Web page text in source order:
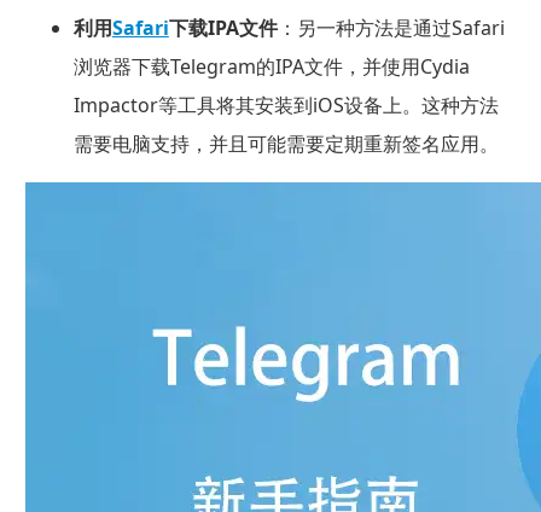
利用Safari下载IPA文件：另一种方法是通过Safari
浏览器下载Telegram的IPA文件，并使用Cydia
Impactor等工具将其安装到iOS设备上。这种方法
需要电脑支持，并且可能需要定期重新签名应用。